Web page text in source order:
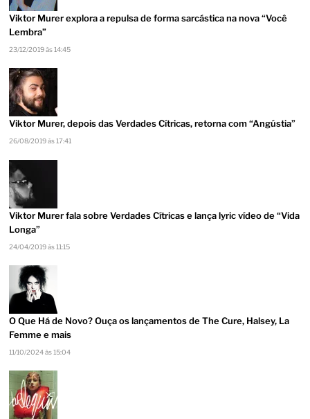
Viktor Murer explora a repulsa de forma sarcástica na nova “Você
Lembra”
23/12/2019 às 14:45
Viktor Murer, depois das Verdades Cítricas, retorna com “Angústia”
26/08/2019 às 17:41
Viktor Murer fala sobre Verdades Cítricas e lança lyric vídeo de “Vida
Longa”
24/04/2019 às 11:15
O Que Há de Novo? Ouça os lançamentos de The Cure, Halsey, La
Femme e mais
11/10/2024 às 15:04